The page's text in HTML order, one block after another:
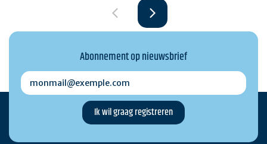
Abonnement op nieuwsbrief
monmail@exemple.com